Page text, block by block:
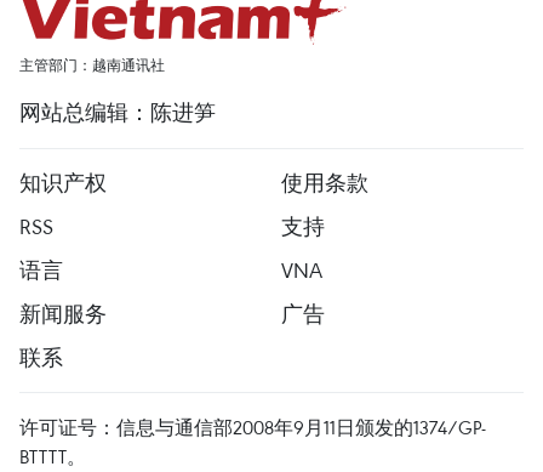
主管部门：越南通讯社
网站总编辑：陈进笋
知识产权
使用条款
RSS
支持
语言
VNA
新闻服务
广告
联系
许可证号：信息与通信部2008年9月11日颁发的1374/GP-
BTTTT。